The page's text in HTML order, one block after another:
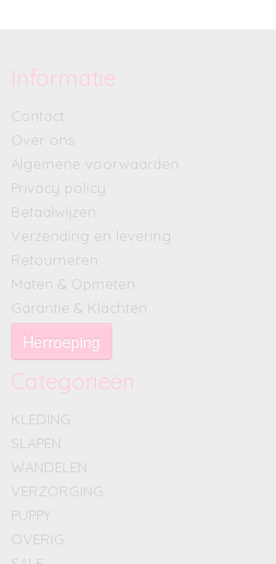
Informatie
Contact
Over ons
Algemene voorwaarden
Privacy policy
Betaalwijzen
Verzending en levering
Retourneren
Maten & Opmeten
Garantie & Klachten
Herroeping
Categorieën
KLEDING
SLAPEN
WANDELEN
VERZORGING
PUPPY
OVERIG